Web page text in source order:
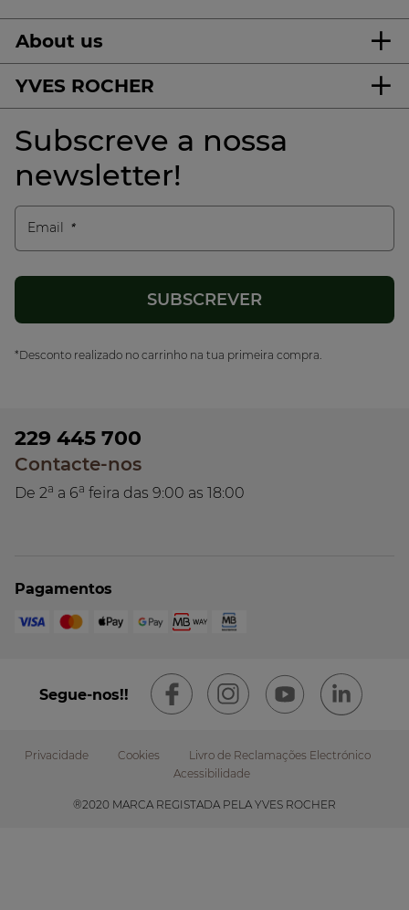
About us
YVES ROCHER
Subscreve a nossa
newsletter!
Email
*Desconto realizado no carrinho na tua primeira compra.
229 445 700
Contacte-nos
De 2a a 6a feira das 9:00 as 18:00
Pagamentos
Segue-nos!!
Footer
Privacidade Cookies
Livro de Reclamações Electrónico
Acessibilidade
®2020 MARCA REGISTADA PELA YVES ROCHER